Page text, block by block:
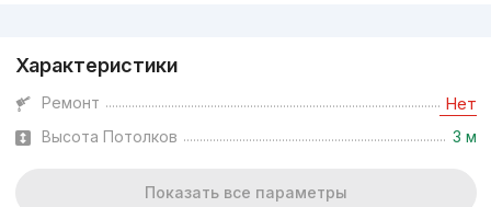
Характеристики
Ремонт Нет
Высота Потолков 3 м
Показать все параметры